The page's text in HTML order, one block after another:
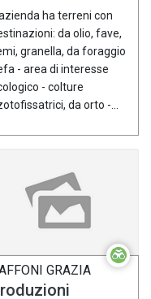
ha terreni con
da olio, fave,
granella, da foraggio
- area di interesse
- colture
da orto -...
GRAZIA